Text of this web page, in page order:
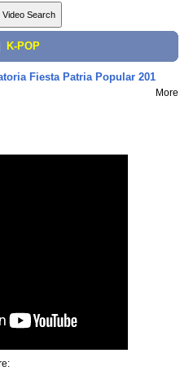
K-POP
Fiesta Patria Popular 201
More